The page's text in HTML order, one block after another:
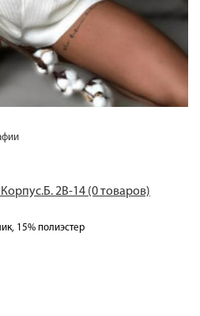
2В-14 (0 товаров)
15% полиэстер